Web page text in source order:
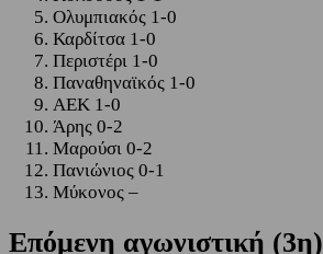
Ολυμπιακός 1-0
Καρδίτσα 1-0
Περιστέρι 1-0
Παναθηναϊκός 1-0
ΑΕΚ 1-0
Άρης 0-2
Μαρούσι 0-2
Πανιώνιος 0-1
Μύκονος –
Επόμενη αγωνιστική (3η)